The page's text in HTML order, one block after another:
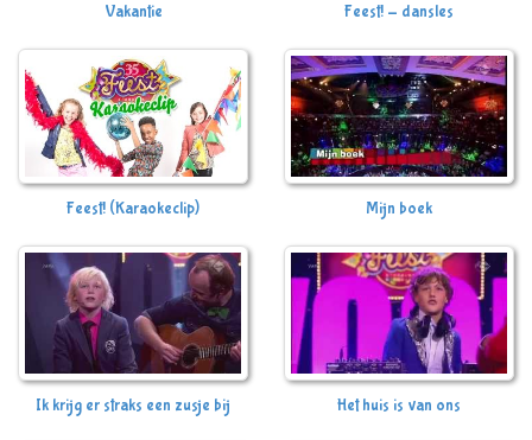
Vakantie Feest! - dansles
Feest! (Karaokeclip) Mijn boek
Ik krijg er straks een zusje bij Het huis is van ons